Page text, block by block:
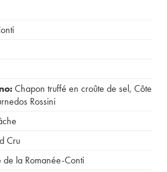
Chapon truffé en croûte de sel, Côte
Rossini
Cru
de la Romanée-Conti